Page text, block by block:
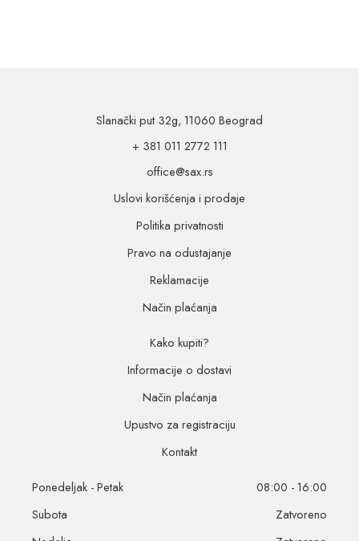
Slanački put 32g, 11060 Beograd
+ 381 011 2772 111
office@sax.rs
Uslovi korišćenja i prodaje
Politika privatnosti
Pravo na odustajanje
Reklamacije
Način plaćanja
Kako kupiti?
Informacije o dostavi
Način plaćanja
Upustvo za registraciju
Kontakt
Ponedeljak - Petak
08:00 - 16:00
Subota
Zatvoreno